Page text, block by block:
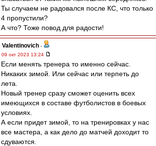
Ты случаем не радовался после КС, что только
4 пропустили?
А что? Тоже повод для радости!
Valentinovich -
09 окт 2023 13:24
Если менять тренера то именно сейчас.
Никаких зимой. Или сейчас или терпеть до
лета.
Новый тренер сразу сможет оценить всех
имеющихся в составе футболистов в боевых
условиях.
А если придет зимой, то на тренировках у нас
все мастера, а как дело до матчей доходит то
сдуваются.